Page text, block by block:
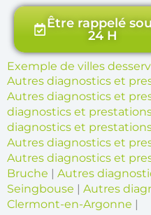
Être rappelé
24 H
Exemple de villes
Autres diagnostics et
Autres diagnostics et
diagnostics et
diagnostics et
Autres diagnostics et
Autres diagnostics et
Bruche | Autres
Seingbouse | Autres
Clermont-en-Argonne |